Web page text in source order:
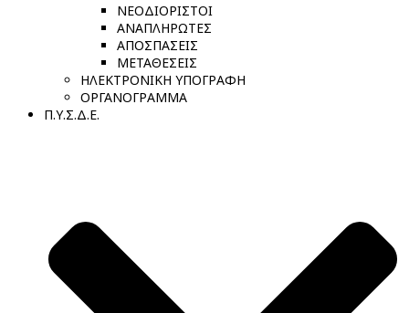
ΝΕΟΔΙΟΡΙΣΤΟΙ
ΑΝΑΠΛΗΡΩΤΕΣ
ΑΠΟΣΠΑΣΕΙΣ
ΜΕΤΑΘΕΣΕΙΣ
ΗΛΕΚΤΡΟΝΙΚΗ ΥΠΟΓΡΑΦΗ
ΟΡΓΑΝΟΓΡΑΜΜΑ
Π.Υ.Σ.Δ.Ε.